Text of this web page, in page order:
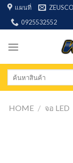
Skip
content
แผนที่
0925532552
Search
HOME / จอ LED